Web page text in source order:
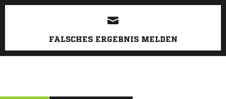
FALSCHES ERGEBNIS MELDEN